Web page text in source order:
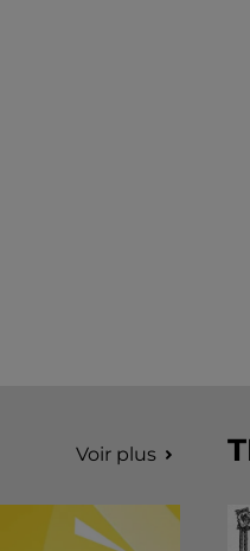
Voir plus